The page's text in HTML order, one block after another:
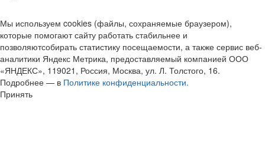
Мы используем cookies (файлы, сохраняемые браузером),
которые помогают сайту работать стабильнее и
позволяютсобирать статистику посещаемости, а также сервис веб-
аналитики Яндекс Метрика, предоставляемый компанией ООО
«ЯНДЕКС», 119021, Россия, Москва, ул. Л. Толстого, 16.
Подробнее — в Политике конфиденциальности.
Принять